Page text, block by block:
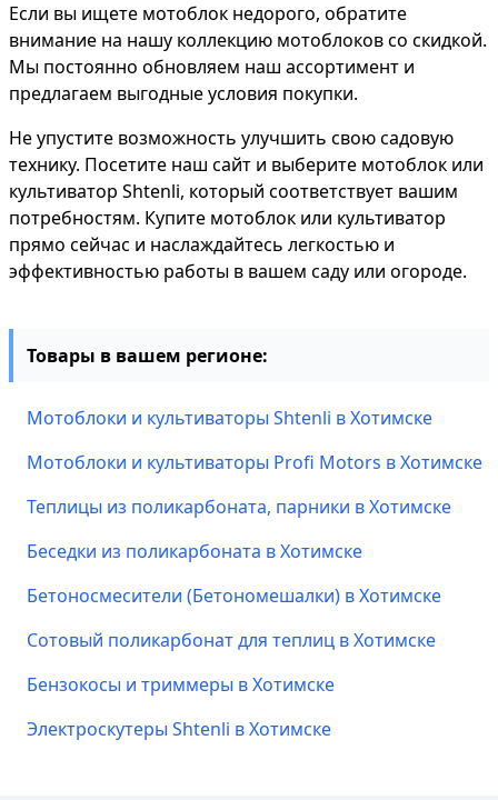
Если вы ищете мотоблок недорого, обратите
внимание на нашу коллекцию мотоблоков со скидкой.
Мы постоянно обновляем наш ассортимент и
предлагаем выгодные условия покупки.
Не упустите возможность улучшить свою садовую
технику. Посетите наш сайт и выберите мотоблок или
культиватор Shtenli, который соответствует вашим
потребностям. Купите мотоблок или культиватор
прямо сейчас и наслаждайтесь легкостью и
эффективностью работы в вашем саду или огороде.
Товары в вашем регионе:
Мотоблоки и культиваторы Shtenli в Хотимске
Мотоблоки и культиваторы Profi Motors в Хотимске
Теплицы из поликарбоната, парники в Хотимске
Беседки из поликарбоната в Хотимске
Бетоносмесители (Бетономешалки) в Хотимске
Сотовый поликарбонат для теплиц в Хотимске
Бензокосы и триммеры в Хотимске
Электроскутеры Shtenli в Хотимске